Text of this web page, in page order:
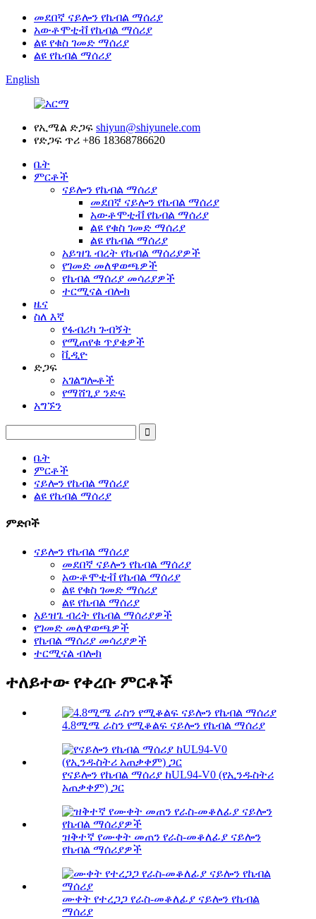
መደበኛ ናይሎን የኬብል ማሰሪያ
አውቶሞቲቭ የኬብል ማሰሪያ
ልዩ የቁስ ገመድ ማሰሪያ
ልዩ የኬብል ማሰሪያ
English
የኢሜል ድጋፍ shiyun@shiyunele.com
የድጋፍ ጥሪ +86 18368786620
ቤት
ምርቶች
ናይሎን የኬብል ማሰሪያ
መደበኛ ናይሎን የኬብል ማሰሪያ
አውቶሞቲቭ የኬብል ማሰሪያ
ልዩ የቁስ ገመድ ማሰሪያ
ልዩ የኬብል ማሰሪያ
አይዝጌ ብረት የኬብል ማሰሪያዎች
የገመድ መለዋወጫዎች
የኬብል ማሰሪያ መሳሪያዎች
ተርሚናል ብሎክ
ዜና
ስለ እኛ
የፋብሪካ ጉብኝት
የሚጠየቁ ጥያቄዎች
ቪዲዮ
ድጋፍ
አገልግሎቶች
የማሸጊያ ንድፍ
አግኙን
ቤት
ምርቶች
ናይሎን የኬብል ማሰሪያ
ልዩ የኬብል ማሰሪያ
ምድቦች
ናይሎን የኬብል ማሰሪያ
መደበኛ ናይሎን የኬብል ማሰሪያ
አውቶሞቲቭ የኬብል ማሰሪያ
ልዩ የቁስ ገመድ ማሰሪያ
ልዩ የኬብል ማሰሪያ
አይዝጌ ብረት የኬብል ማሰሪያዎች
የገመድ መለዋወጫዎች
የኬብል ማሰሪያ መሳሪያዎች
ተርሚናል ብሎክ
ተለይተው የቀረቡ ምርቶች
4.8ሚሜ ራስን የሚቆልፍ ናይሎን የኬብል ማሰሪያ
የናይሎን የኬብል ማሰሪያ ከUL94-V0 (የኢንዱስትሪ
አጠቃቀም) ጋር
ዝቅተኛ የሙቀት መጠን የራስ-መቆለፊያ ናይሎን
የኬብል ማሰሪያዎች
ሙቀት የተረጋጋ የራስ-መቆለፊያ ናይሎን የኬብል
ማሰሪያ